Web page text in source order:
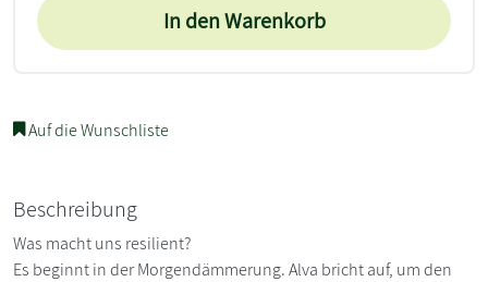
In den Warenkorb
Auf die Wunschliste
Beschreibung
Was macht uns resilient?
Es beginnt in der Morgendämmerung. Alva bricht auf, um den